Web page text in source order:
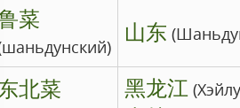
菜 山东
北菜 黑龙江